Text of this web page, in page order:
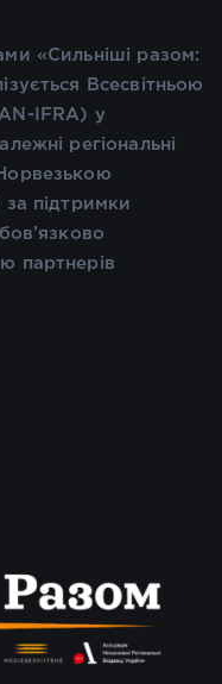
«Сильніші разом:
Всесвітньою
IFRA) у
регіональні
за підтримки
партнерів